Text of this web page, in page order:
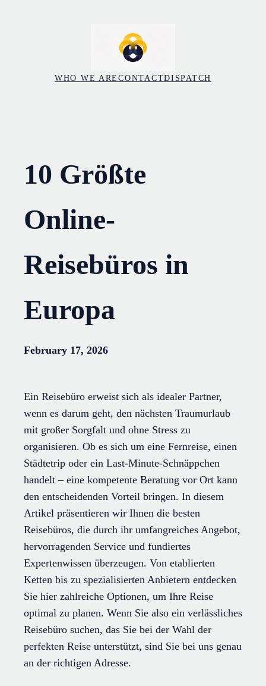
WHO WE ARECONTACTDISPATCH
10 Größte
Online-
Reisebüros in
Europa
February 17, 2026
Ein Reisebüro erweist sich als idealer Partner,
wenn es darum geht, den nächsten Traumurlaub
mit großer Sorgfalt und ohne Stress zu
organisieren. Ob es sich um eine Fernreise, einen
Städtetrip oder ein Last-Minute-Schnäppchen
handelt – eine kompetente Beratung vor Ort kann
den entscheidenden Vorteil bringen. In diesem
Artikel präsentieren wir Ihnen die besten
Reisebüros, die durch ihr umfangreiches Angebot,
hervorragenden Service und fundiertes
Expertenwissen überzeugen. Von etablierten
Ketten bis zu spezialisierten Anbietern entdecken
Sie hier zahlreiche Optionen, um Ihre Reise
optimal zu planen. Wenn Sie also ein verlässliches
Reisebüro suchen, das Sie bei der Wahl der
perfekten Reise unterstützt, sind Sie bei uns genau
an der richtigen Adresse.